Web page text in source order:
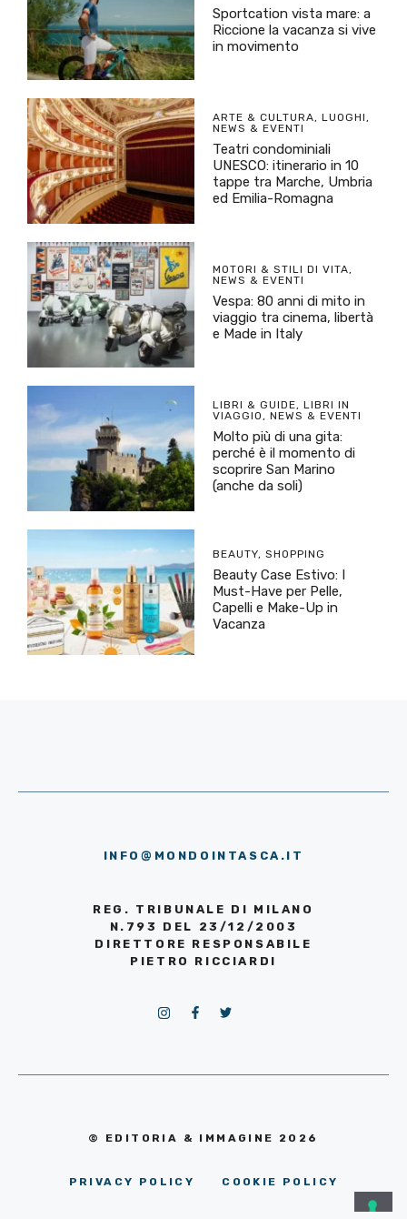
Sportcation vista mare: a
Riccione la vacanza si vive
in movimento
ARTE & CULTURA, LUOGHI ,
NEWS & EVENTI
Teatri condominiali
UNESCO: itinerario in 10
tappe tra Marche, Umbria
ed Emilia-Romagna
MOTORI & STILI DI VITA,
NEWS & EVENTI
Vespa: 80 anni di mito in
viaggio tra cinema, libertà
e Made in Italy
LIBRI & GUIDE, LIBRI IN
VIAGGIO , NEWS & EVENTI
Molto più di una gita:
perché è il momento di
scoprire San Marino
(anche da soli)
BEAUTY, SHOPPING
Beauty Case Estivo: I
Must-Have per Pelle,
Capelli e Make-Up in
Vacanza
INFO@MONDOINTASCA.IT
REG. TRIBUNALE DI MILANO
N.793 DEL 23/12/2003
DIRETTORE RESPONSABILE
PIETRO RICCIARDI
© EDITORIA & IMMAGINE 2026
PRIVACY POLICY COOKIE POLICY